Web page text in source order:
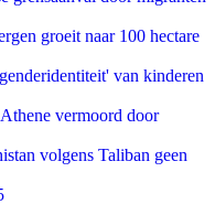
groeit naar 100 hectare
van kinderen
vermoord door
volgens Taliban geen